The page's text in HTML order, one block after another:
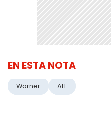
EN ESTA NOTA
Warner ALF